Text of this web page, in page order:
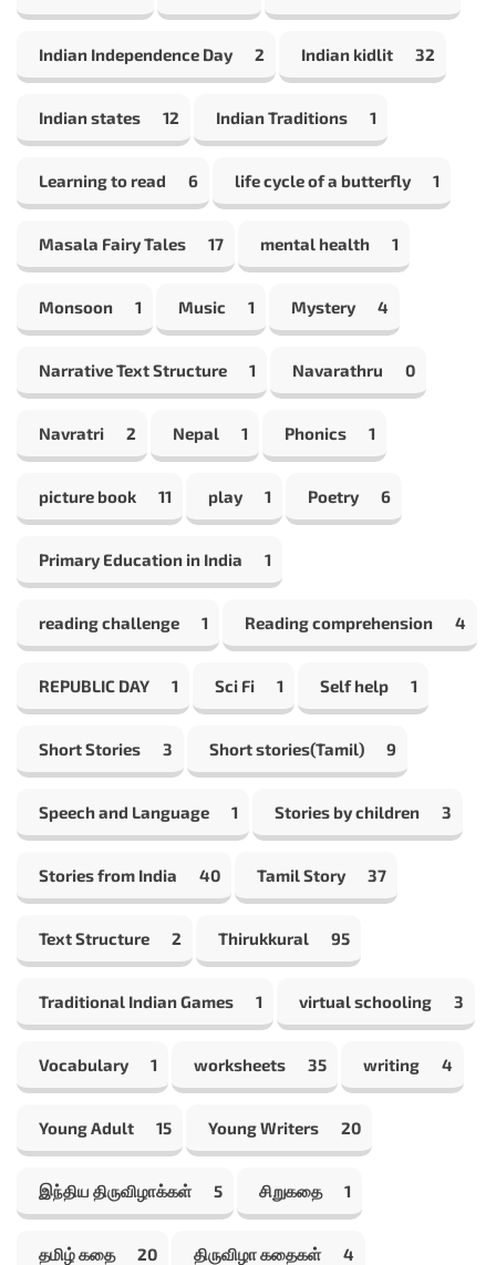
Indian Independence Day 2 Indian kidlit 32
Indian states 12 Indian Traditions 1
Learning to read 6 life cycle of a butterfly 1
Masala Fairy Tales 17 mental health 1
Monsoon 1 Music 1 Mystery 4
Narrative Text Structure 1 Navarathru 0
Navratri 2 Nepal 1 Phonics 1
picture book 11 play 1 Poetry 6
Primary Education in India 1
reading challenge 1 Reading comprehension 4
REPUBLIC DAY 1 Sci Fi 1 Self help 1
Short Stories 3 Short stories(Tamil) 9
Speech and Language 1 Stories by children 3
Stories from India 40 Tamil Story 37
Text Structure 2 Thirukkural 95
Traditional Indian Games 1 virtual schooling 3
Vocabulary 1 worksheets 35 writing 4
Young Adult 15 Young Writers 20
இந்திய திருவிழாக்கள் 5 சிறுகதை 1
தமிழ் கதை 20 திருவிழா கதைகள் 4